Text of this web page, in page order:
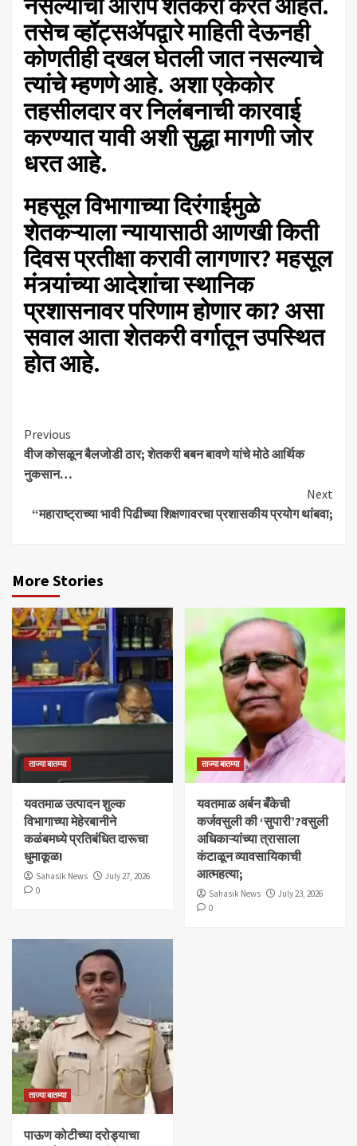
तसेच व्हॉट्सॲपद्वारे माहिती देऊनही
कोणतीही दखल घेतली जात नसल्याचे
त्यांचे म्हणणे आहे. अशा एकेकोर
तहसीलदार वर निलंबनाची कारवाई
करण्यात यावी अशी सुद्धा मागणी जोर
धरत आहे.
महसूल विभागाच्या दिरंगाईमुळे
शेतकऱ्याला न्यायासाठी आणखी किती
दिवस प्रतीक्षा करावी लागणार? महसूल
मंत्र्यांच्या आदेशांचा स्थानिक
प्रशासनावर परिणाम होणार का? असा
सवाल आता शेतकरी वर्गातून उपस्थित
होत आहे.
Continue
Reading
Previous
वीज कोसळून बैलजोडी ठार; शेतकरी बबन बावणे यांचे मोठे आर्थिक
नुकसान…
Next
“महाराष्ट्राच्या भावी पिढीच्या शिक्षणावरचा प्रशासकीय प्रयोग थांबवा;
More Stories
ताज्या बातम्या
यवतमाळ उत्पादन शुल्क
विभागाच्या मेहेरबानीने
कळंबमध्ये प्रतिबंधित दारूचा
धुमाकूळ!
Sahasik News
July 27, 2026
0
ताज्या बातम्या
​यवतमाळ अर्बन बँकेची
कर्जवसुली की ‘सुपारी’?वसुली
अधिकाऱ्यांच्या त्रासाला
कंटाळून व्यावसायिकाची
आत्महत्या;
Sahasik News
July 23, 2026
0
ताज्या बातम्या
पाऊण कोटीच्या दरोड्याचा